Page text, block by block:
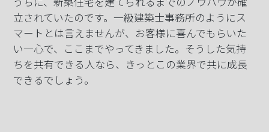
立されていたのです。一級建築士事務所のようにス
マートとは言えませんが、お客様に喜んでもらいた
い一心で、ここまでやってきました。そうした気持
ちを共有できる人なら、きっとこの業界で共に成長
できるでしょう。